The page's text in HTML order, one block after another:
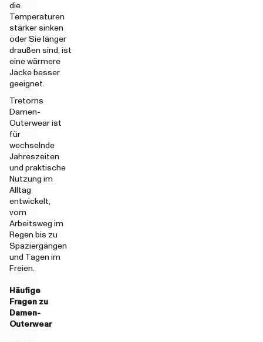
die
Temperaturen
stärker sinken
oder Sie länger
draußen sind, ist
eine wärmere
Jacke besser
geeignet.
Tretorns
Damen-
Outerwear ist
für
wechselnde
Jahreszeiten
und praktische
Nutzung im
Alltag
entwickelt,
vom
Arbeitsweg im
Regen bis zu
Spaziergängen
und Tagen im
Freien.
Häufige
Fragen zu
Damen-
Outerwear